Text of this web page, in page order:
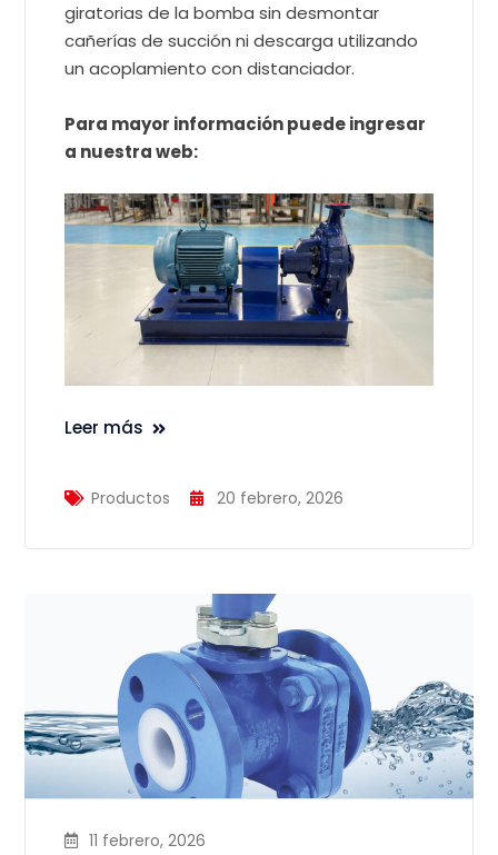
giratorias de la bomba sin desmontar
cañerías de succión ni descarga utilizando
un acoplamiento con distanciador.
Para mayor información puede ingresar
a nuestra web:
Leer más
Productos 20 febrero, 2026
11 febrero, 2026